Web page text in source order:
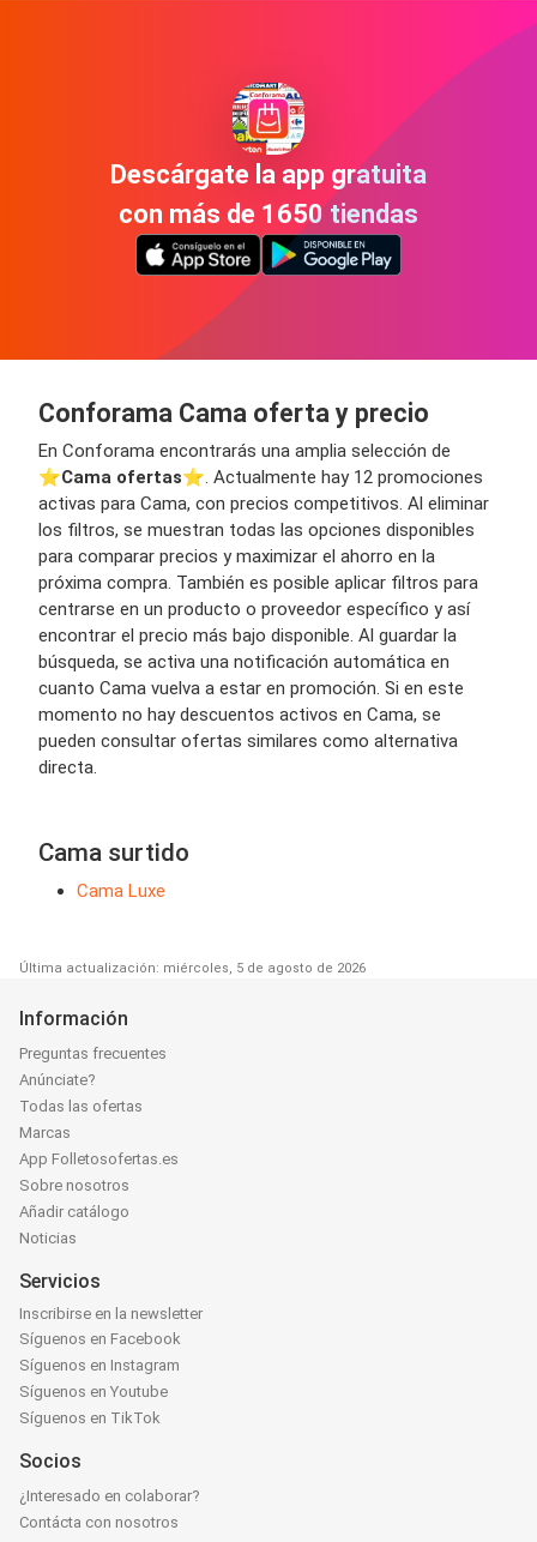
Descárgate la app gratuita
con más de 1650 tiendas
Conforama Cama oferta y precio
En Conforama encontrarás una amplia selección de
⭐️Cama ofertas⭐️. Actualmente hay 12 promociones
activas para Cama, con precios competitivos. Al eliminar
los filtros, se muestran todas las opciones disponibles
para comparar precios y maximizar el ahorro en la
próxima compra. También es posible aplicar filtros para
centrarse en un producto o proveedor específico y así
encontrar el precio más bajo disponible. Al guardar la
búsqueda, se activa una notificación automática en
cuanto Cama vuelva a estar en promoción. Si en este
momento no hay descuentos activos en Cama, se
pueden consultar ofertas similares como alternativa
directa.
Cama surtido
Cama Luxe
Última actualización: miércoles, 5 de agosto de 2026
Información
Preguntas frecuentes
Anúnciate?
Todas las ofertas
Marcas
App Folletosofertas.es
Sobre nosotros
Añadir catálogo
Noticias
Servicios
Inscribirse en la newsletter
Síguenos en Facebook
Síguenos en Instagram
Síguenos en Youtube
Síguenos en TikTok
Socios
¿Interesado en colaborar?
Contácta con nosotros